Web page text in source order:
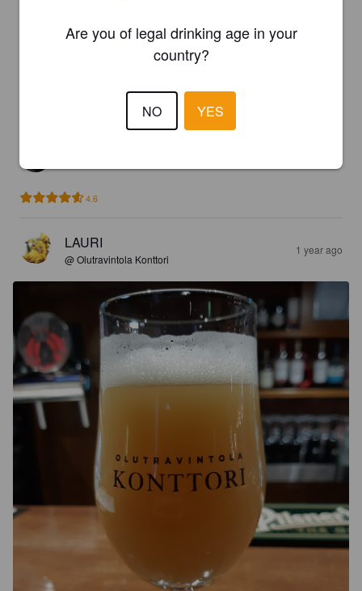
4.6
LAURI
@ Olutravintola Konttori
1 year ago
Are you of legal drinking age in your
country?
NO YES